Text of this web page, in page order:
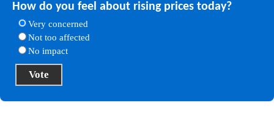
How do you feel about rising prices today?
Very concerned
Not too affected
No impact